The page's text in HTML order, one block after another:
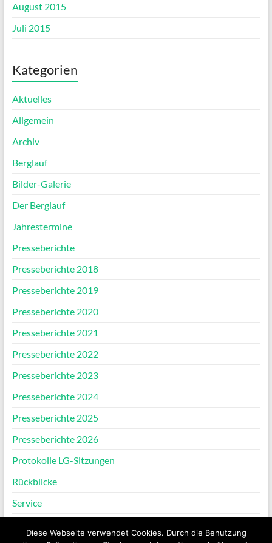
August 2015
Juli 2015
Kategorien
Aktuelles
Allgemein
Archiv
Berglauf
Bilder-Galerie
Der Berglauf
Jahrestermine
Presseberichte
Presseberichte 2018
Presseberichte 2019
Presseberichte 2020
Presseberichte 2021
Presseberichte 2022
Presseberichte 2023
Presseberichte 2024
Presseberichte 2025
Presseberichte 2026
Protokolle LG-Sitzungen
Rückblicke
Service
Diese Webseite verwendet Cookies. Durch die Benutzung